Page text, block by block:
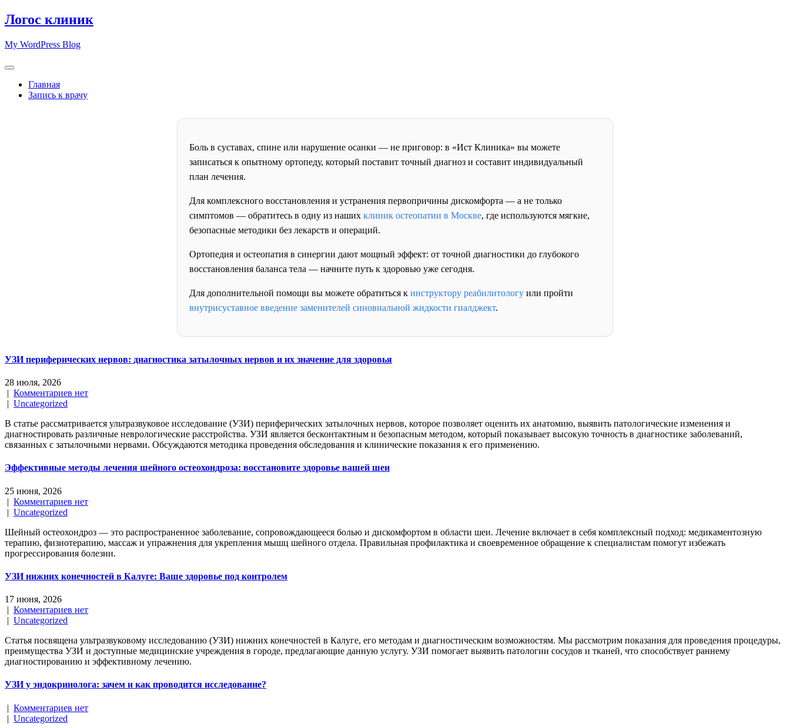
Skip
to
Логос клиник
My WordPress Blog
Главная
Запись к врачу
Боль в суставах, спине или нарушение осанки — не приговор: в «Ист Клиника» вы можете
записаться к опытному ортопеду, который поставит точный диагноз и составит индивидуальный
план лечения.
Для комплексного восстановления и устранения первопричины дискомфорта — а не только
симптомов — обратитесь в одну из наших клиник остеопатии в Москве, где используются мягкие,
безопасные методики без лекарств и операций.
Ортопедия и остеопатия в синергии дают мощный эффект: от точной диагностики до глубокого
восстановления баланса тела — начните путь к здоровью уже сегодня.
Для дополнительной помощи вы можете обратиться к инструктору реабилитологу или пройти
внутрисуставное введение заменителей синовиальной жидкости гиалджект.
УЗИ периферических нервов: диагностика затылочных нервов и их значение для здоровья
28 июля, 2026
| Комментариев нет
| Uncategorized
В статье рассматривается ультразвуковое исследование (УЗИ) периферических затылочных нервов, которое позволяет оценить их анатомию, выявить патологические изменения и
диагностировать различные неврологические расстройства. УЗИ является бесконтактным и безопасным методом, который показывает высокую точность в диагностике заболеваний,
связанных с затылочными нервами. Обсуждаются методика проведения обследования и клинические показания к его применению.
Эффективные методы лечения шейного остеохондроза: восстановите здоровье вашей шеи
25 июня, 2026
| Комментариев нет
| Uncategorized
Шейный остеохондроз — это распространенное заболевание, сопровождающееся болью и дискомфортом в области шеи. Лечение включает в себя комплексный подход: медикаментозную
терапию, физиотерапию, массаж и упражнения для укрепления мышц шейного отдела. Правильная профилактика и своевременное обращение к специалистам помогут избежать
прогрессирования болезни.
УЗИ нижних конечностей в Калуге: Ваше здоровье под контролем
17 июня, 2026
| Комментариев нет
| Uncategorized
Статья посвящена ультразвуковому исследованию (УЗИ) нижних конечностей в Калуге, его методам и диагностическим возможностям. Мы рассмотрим показания для проведения процедуры,
преимущества УЗИ и доступные медицинские учреждения в городе, предлагающие данную услугу. УЗИ помогает выявить патологии сосудов и тканей, что способствует раннему
диагностированию и эффективному лечению.
УЗИ у эндокринолога: зачем и как проводится исследование?
| Комментариев нет
| Uncategorized